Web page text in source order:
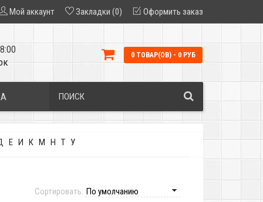
Мой аккаунт Закладки (0) Оформить заказ
0 ТОВАР(ОВ) - 0 РУБ
Е И К М Н Т У
Сортировать: